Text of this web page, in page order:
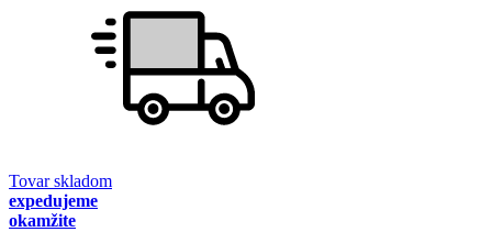
Tovar skladom
expedujeme
okamžite